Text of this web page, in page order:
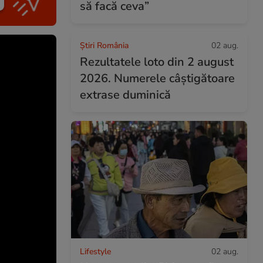
să facă ceva”
Știri România 02 aug.
Rezultatele loto din 2 august
2026. Numerele câștigătoare
extrase duminică
Lifestyle 02 aug.